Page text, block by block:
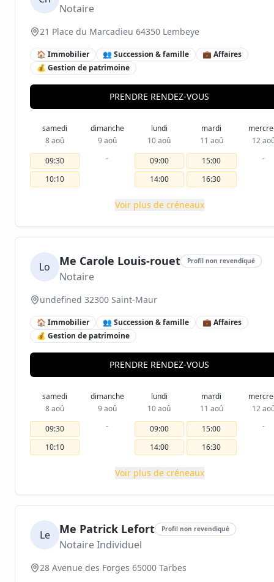
Notaire
21 Place du Marcadieu 64350 Lembeye
🏠 Immobilier 👥 Succession & famille
💼 Affaires
💰 Gestion de patrimoine
PRENDRE RENDEZ-VOUS
samedi
8 aoû
09:30
10:10
dimanche
9 aoû
-
lundi
10 aoû
09:00
14:00
mardi
11 aoû
15:00
16:30
12
-
Voir plus de créneaux
Lo Me Carole Louis-rouet Profil non revendiqué
Notaire
undefined 32300 Saint-Maur
🏠 Immobilier 👥 Succession & famille
💼 Affaires
💰 Gestion de patrimoine
PRENDRE RENDEZ-VOUS
samedi
8 aoû
09:30
10:10
dimanche
9 aoû
-
lundi
10 aoû
09:00
14:00
mardi
11 aoû
15:00
16:30
12
-
Voir plus de créneaux
Le Me Patrick Lefort Profil non revendiqué
Notaire Individuel
28 Avenue des Forges 65000 Tarbes